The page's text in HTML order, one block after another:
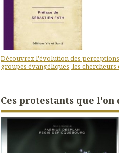
Découvrez l'évolution des
groupes évangéliques, les chercheurs
Ces protestants que